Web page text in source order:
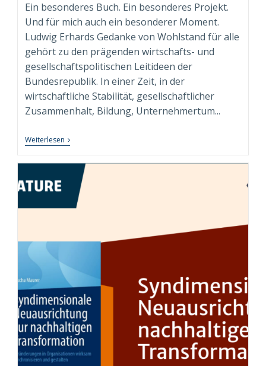
Ein besonderes Buch. Ein besonderes Projekt.
Und für mich auch ein besonderer Moment.
Ludwig Erhards Gedanke von Wohlstand für alle
gehört zu den prägenden wirtschafts- und
gesellschaftspolitischen Leitideen der
Bundesrepublik. In einer Zeit, in der
wirtschaftliche Stabilität, gesellschaftlicher
Zusammenhalt, Bildung, Unternehmertum...
Weiterlesen „Wohlstand
Für
Heute“
Persönliches
Exemplar